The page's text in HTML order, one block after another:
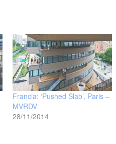
Francia: ‘Pushed Slab’, Paris –
MVRDV
28/11/2014